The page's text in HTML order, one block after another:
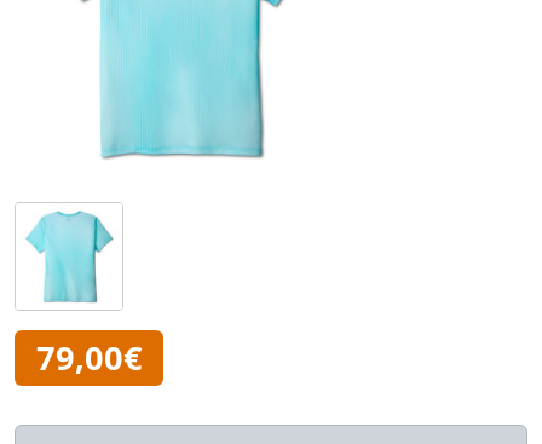
79,00€